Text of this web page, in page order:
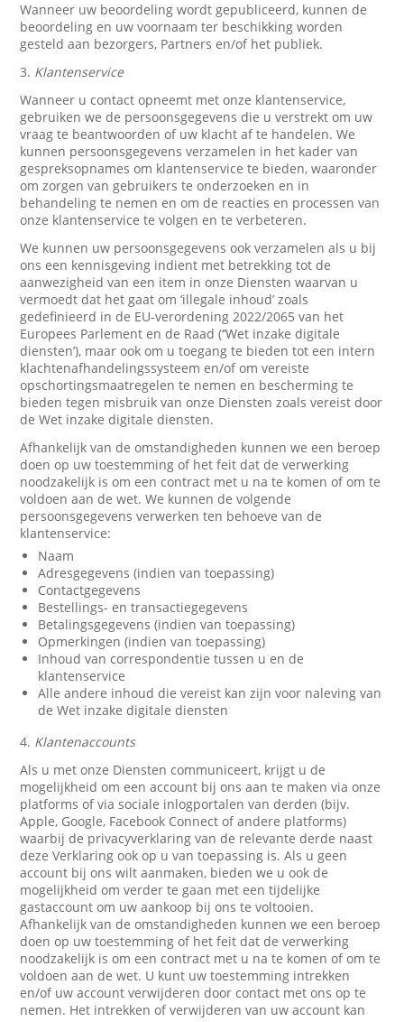
Wanneer uw beoordeling wordt gepubliceerd, kunnen de
beoordeling en uw voornaam ter beschikking worden
gesteld aan bezorgers, Partners en/of het publiek.
3. Klantenservice
Wanneer u contact opneemt met onze klantenservice,
gebruiken we de persoonsgegevens die u verstrekt om uw
vraag te beantwoorden of uw klacht af te handelen. We
kunnen persoonsgegevens verzamelen in het kader van
gespreksopnames om klantenservice te bieden, waaronder
om zorgen van gebruikers te onderzoeken en in
behandeling te nemen en om de reacties en processen van
onze klantenservice te volgen en te verbeteren.
We kunnen uw persoonsgegevens ook verzamelen als u bij
ons een kennisgeving indient met betrekking tot de
aanwezigheid van een item in onze Diensten waarvan u
vermoedt dat het gaat om ‘illegale inhoud’ zoals
gedefinieerd in de EU-verordening 2022/2065 van het
Europees Parlement en de Raad (‘’Wet inzake digitale
diensten’), maar ook om u toegang te bieden tot een intern
klachtenafhandelingssysteem en/of om vereiste
opschortingsmaatregelen te nemen en bescherming te
bieden tegen misbruik van onze Diensten zoals vereist door
de Wet inzake digitale diensten.
Afhankelijk van de omstandigheden kunnen we een beroep
doen op uw toestemming of het feit dat de verwerking
noodzakelijk is om een contract met u na te komen of om te
voldoen aan de wet. We kunnen de volgende
persoonsgegevens verwerken ten behoeve van de
klantenservice:
Naam
Adresgegevens (indien van toepassing)
Contactgegevens
Bestellings- en transactiegegevens
Betalingsgegevens (indien van toepassing)
Opmerkingen (indien van toepassing)
Inhoud van correspondentie tussen u en de
klantenservice
Alle andere inhoud die vereist kan zijn voor naleving van
de Wet inzake digitale diensten
4. Klantenaccounts
Als u met onze Diensten communiceert, krijgt u de
mogelijkheid om een account bij ons aan te maken via onze
platforms of via sociale inlogportalen van derden (bijv.
Apple, Google, Facebook Connect of andere platforms)
waarbij de privacyverklaring van de relevante derde naast
deze Verklaring ook op u van toepassing is. Als u geen
account bij ons wilt aanmaken, bieden we u ook de
mogelijkheid om verder te gaan met een tijdelijke
gastaccount om uw aankoop bij ons te voltooien.
Afhankelijk van de omstandigheden kunnen we een beroep
doen op uw toestemming of het feit dat de verwerking
noodzakelijk is om een contract met u na te komen of om te
voldoen aan de wet. U kunt uw toestemming intrekken
en/of uw account verwijderen door contact met ons op te
nemen. Het intrekken of verwijderen van uw account kan